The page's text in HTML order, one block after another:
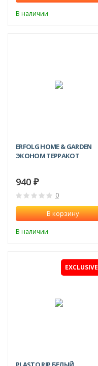
В наличии
ERFOLG HOME & GARDEN
ЭКОНОМ ТЕРРАКОТ
940 ₽
0
В корзину
В наличии
EXCLUSIVE